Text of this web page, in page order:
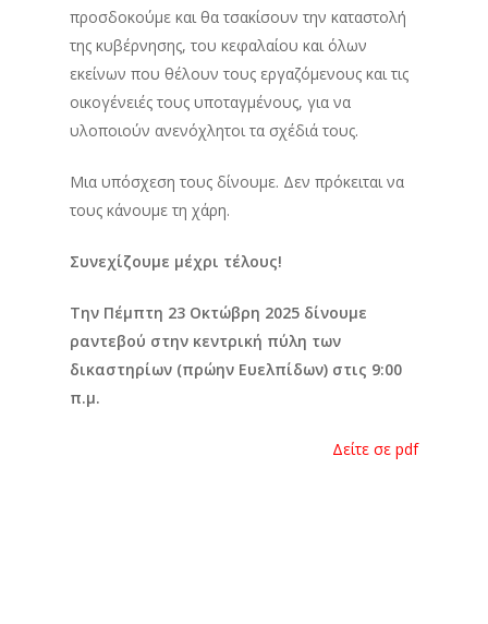
προσδοκούμε και θα τσακίσουν την καταστολή
της κυβέρνησης, του κεφαλαίου και όλων
εκείνων που θέλουν τους εργαζόμενους και τις
οικογένειές τους υποταγμένους, για να
υλοποιούν ανενόχλητοι τα σχέδιά τους.
Μια υπόσχεση τους δίνουμε. Δεν πρόκειται να
τους κάνουμε τη χάρη.
Συνεχίζουμε μέχρι τέλους!
Την Πέμπτη 23 Οκτώβρη 2025 δίνουμε
ραντεβού στην κεντρική πύλη των
δικαστηρίων (πρώην Ευελπίδων) στις 9:00
π.μ.
Δείτε σε pdf